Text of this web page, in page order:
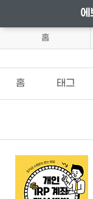
에
홈
홈 태그